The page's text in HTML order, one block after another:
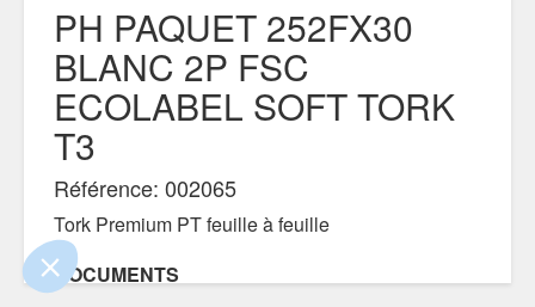
le contenu de ce
de vous déranger, mais on aimerait bien
votre visite...
certifiés par
Je choisis OK pour moi
PH PAQUET 252FX30
BLANC 2P FSC
ECOLABEL SOFT TORK
T3
Référence: 002065
Tork Premium PT feuille à feuille
DOCUMENTS